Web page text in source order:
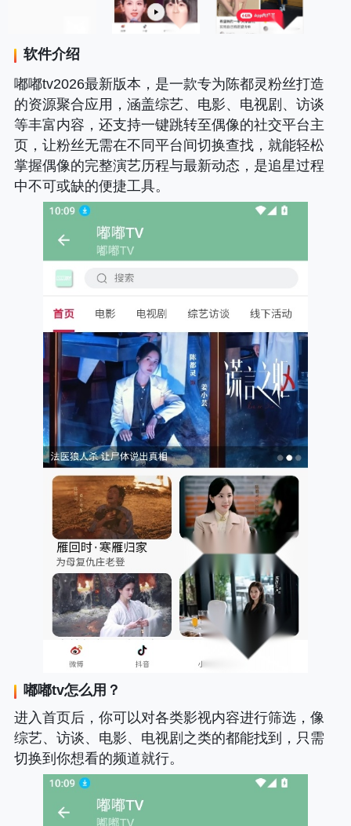
软件介绍
嘟嘟tv2026最新版本，是一款专为陈都灵粉丝打造
的资源聚合应用，涵盖综艺、电影、电视剧、访谈
等丰富内容，还支持一键跳转至偶像的社交平台主
页，让粉丝无需在不同平台间切换查找，就能轻松
掌握偶像的完整演艺历程与最新动态，是追星过程
中不可或缺的便捷工具。
嘟嘟tv怎么用？
进入首页后，你可以对各类影视内容进行筛选，像
综艺、访谈、电影、电视剧之类的都能找到，只需
切换到你想看的频道就行。